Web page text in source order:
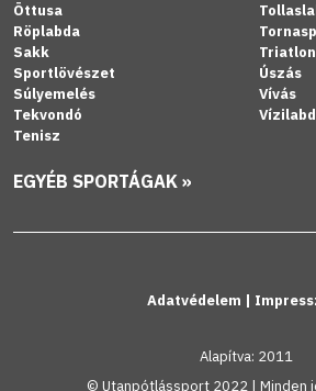
Öttusa
Röplabda
Sakk
Sportlövészet
Súlyemelés
Tekvondó
Tenisz
Triatlon
Úszás
Vívás
EGYÉB SPORTÁGAK »
Adatvédelem |
Alapítva: 2011
© Utanpótlássport 2022 | Minden